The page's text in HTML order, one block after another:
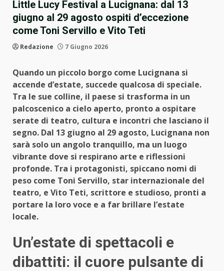
Little Lucy Festival a Lucignana: dal 13
giugno al 29 agosto ospiti d’eccezione
come Toni Servillo e Vito Teti
Redazione 7 Giugno 2026
Quando un piccolo borgo come Lucignana si
accende d’estate, succede qualcosa di speciale.
Tra le sue colline, il paese si trasforma in un
palcoscenico a cielo aperto, pronto a ospitare
serate di teatro, cultura e incontri che lasciano il
segno. Dal 13 giugno al 29 agosto, Lucignana non
sarà solo un angolo tranquillo, ma un luogo
vibrante dove si respirano arte e riflessioni
profonde. Tra i protagonisti, spiccano nomi di
peso come Toni Servillo, star internazionale del
teatro, e Vito Teti, scrittore e studioso, pronti a
portare la loro voce e a far brillare l’estate
locale.
Un’estate di spettacoli e
dibattiti: il cuore pulsante di